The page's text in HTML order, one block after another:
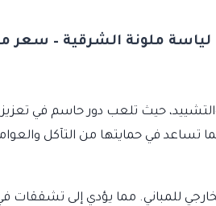
حيث تلعب دور حاسم في
في حمايتها من التآكل
للمباني. مما يؤدي إلى